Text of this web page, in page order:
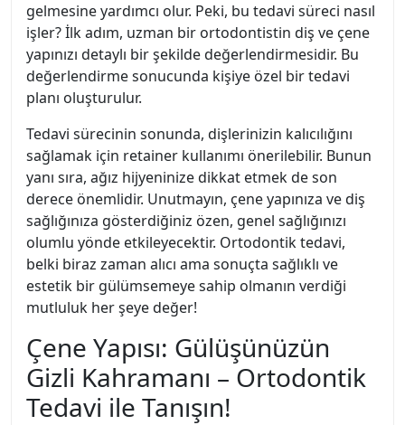
gelmesine yardımcı olur. Peki, bu tedavi süreci nasıl
işler? İlk adım, uzman bir ortodontistin diş ve çene
yapınızı detaylı bir şekilde değerlendirmesidir. Bu
değerlendirme sonucunda kişiye özel bir tedavi
planı oluşturulur.
Tedavi sürecinin sonunda, dişlerinizin kalıcılığını
sağlamak için retainer kullanımı önerilebilir. Bunun
yanı sıra, ağız hijyeninize dikkat etmek de son
derece önemlidir. Unutmayın, çene yapınıza ve diş
sağlığınıza gösterdiğiniz özen, genel sağlığınızı
olumlu yönde etkileyecektir. Ortodontik tedavi,
belki biraz zaman alıcı ama sonuçta sağlıklı ve
estetik bir gülümsemeye sahip olmanın verdiği
mutluluk her şeye değer!
Çene Yapısı: Gülüşünüzün
Gizli Kahramanı – Ortodontik
Tedavi ile Tanışın!